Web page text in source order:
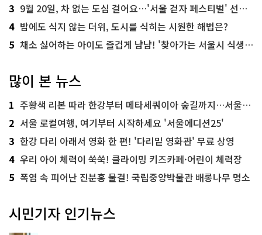
3 9월 20일, 차 없는 도심 걸어요…'서울 걷자 페스티벌' 선착순 5천명
4 밤에도 식지 않는 더위, 도시를 식히는 시원한 해법은?
5 채소 싫어하는 아이도 즐겁게 냠냠! '찾아가는 서울시 식생활 교육' 현장
많이 본 뉴스
1 주황색 리본 따라 한강부터 메타세쿼이아 숲길까지…서울둘레길 15코스
2 서울 로컬여행, 여기부터 시작하세요 '서울에디션25'
3 한강 다리 아래서 영화 한 편! '다리밑 영화관' 무료 상영
4 우리 아이 체력이 쑥쑥! 클라이밍 키즈카페·어린이 체력장
5 폭염 속 피어난 진분홍 물결! 국립중앙박물관 배롱나무 명소
시민기자 인기뉴스